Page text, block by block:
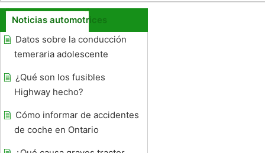
Noticias automotrices
Datos sobre la conducción
temeraria adolescente
¿Qué son los fusibles
Highway hecho?
Cómo informar de accidentes
de coche en Ontario